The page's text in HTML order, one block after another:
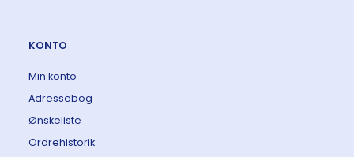
KONTO
Min konto
Adressebog
Ønskeliste
Ordrehistorik